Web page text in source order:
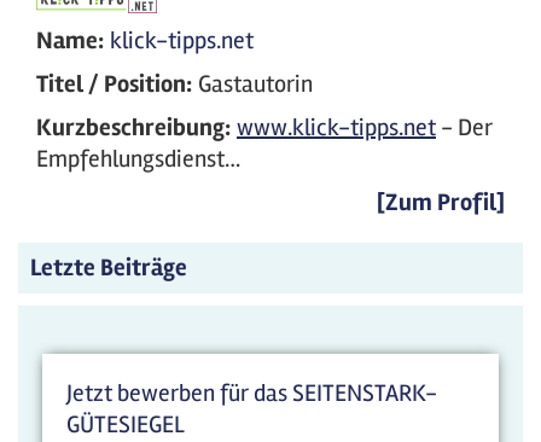
Name: klick-tipps.net
Titel / Position: Gastautorin
Kurzbeschreibung: www.klick-tipps.net - Der
Empfehlungsdienst…
[Zum Profil]
Letzte Beiträge
Jetzt bewerben für das SEITENSTARK-
GÜTESIEGEL